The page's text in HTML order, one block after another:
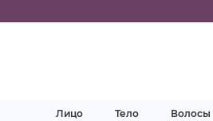
Лицо Тело Волосы